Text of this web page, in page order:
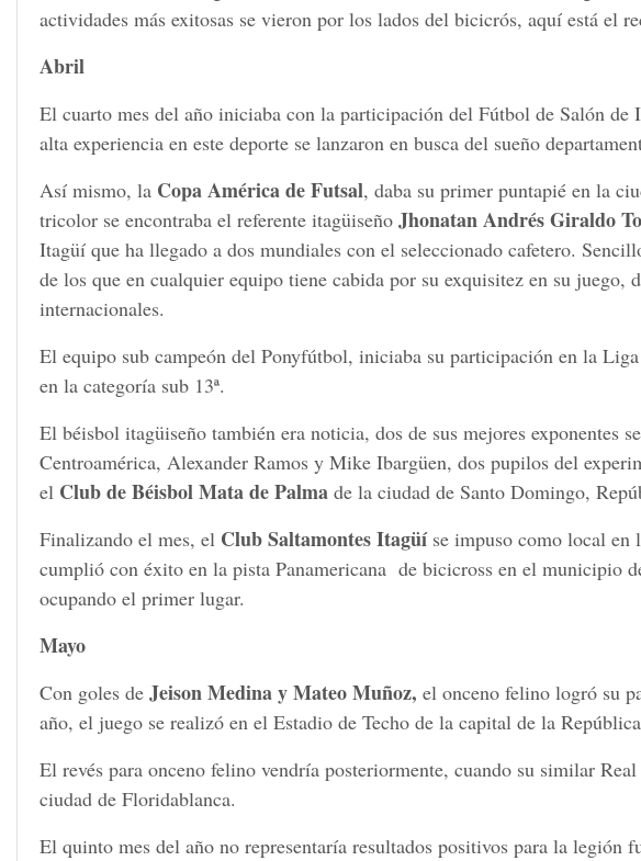
actividades más exitosas se vieron por los lados del bicicrós, aquí está el
Abril
El cuarto mes del año iniciaba con la participación del Fútbol de Salón de
alta experiencia en este deporte se lanzaron en busca del sueño
Así mismo, la Copa América de Futsal, daba su primer puntapié en la
tricolor se encontraba el referente itagüiseño Jhonatan Andrés Giraldo
Itagüí que ha llegado a dos mundiales con el seleccionado cafetero.
de los que en cualquier equipo tiene cabida por su exquisitez en su juego,
internacionales.
El equipo sub campeón del Ponyfútbol, iniciaba su participación en la
en la categoría sub 13ª.
El béisbol itagüiseño también era noticia, dos de sus mejores exponentes
Centroamérica, Alexander Ramos y Mike Ibargüen, dos pupilos del
el Club de Béisbol Mata de Palma de la ciudad de Santo Domingo,
Finalizando el mes, el Club Saltamontes Itagüíse impuso como local en
cumplió con éxito en la pista Panamericana de bicicross en el municipio
ocupando el primer lugar.
Mayo
Con goles de Jeison Medina y Mateo Muñoz, el onceno felino logró su
año, el juego se realizó en el Estadio de Techo de la capital de la
El revés para onceno felino vendría posteriormente, cuando su similar
ciudad de Floridablanca.
El quinto mes del año no representaría resultados positivos para la legión